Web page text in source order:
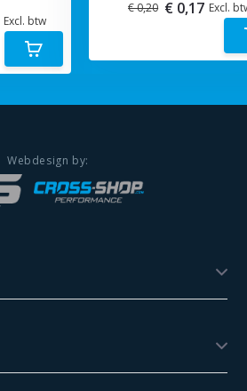
Excl. btw
€ 0,20 € 0,17 Excl.